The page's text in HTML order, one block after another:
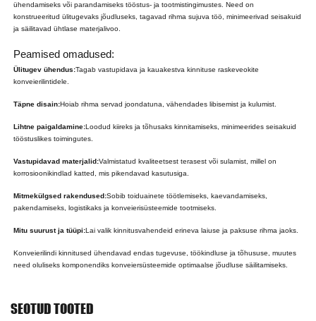
ühendamiseks või parandamiseks tööstus- ja tootmistingimustes. Need on
konstrueeritud ülitugevaks jõudluseks, tagavad rihma sujuva töö, minimeerivad seisakuid
ja säilitavad ühtlase materjalivoo.
Peamised omadused:
Ülitugev ühendus:Tagab vastupidava ja kauakestva kinnituse raskeveokite
konveierilintidele.
Täpne disain:Hoiab rihma servad joondatuna, vähendades libisemist ja kulumist.
Lihtne paigaldamine:Loodud kiireks ja tõhusaks kinnitamiseks, minimeerides seisakuid
tööstuslikes toimingutes.
Vastupidavad materjalid:Valmistatud kvaliteetsest terasest või sulamist, millel on
korrosioonikindlad katted, mis pikendavad kasutusiga.
Mitmekülgsed rakendused:Sobib toiduainete töötlemiseks, kaevandamiseks,
pakendamiseks, logistikaks ja konveierisüsteemide tootmiseks.
Mitu suurust ja tüüpi:Lai valik kinnitusvahendeid erineva laiuse ja paksuse rihma jaoks.
Konveierilindi kinnitused ühendavad endas tugevuse, töökindluse ja tõhususe, muutes
need oluliseks komponendiks konveiersüsteemide optimaalse jõudluse säilitamiseks.
SEOTUD TOOTED